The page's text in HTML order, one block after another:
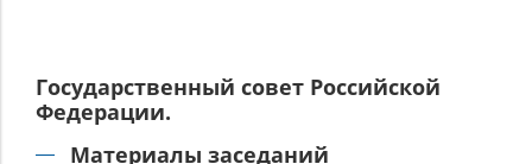
органов,
обеспечивающих
Государственный совет Российской
Федерации.
Материалы заседаний